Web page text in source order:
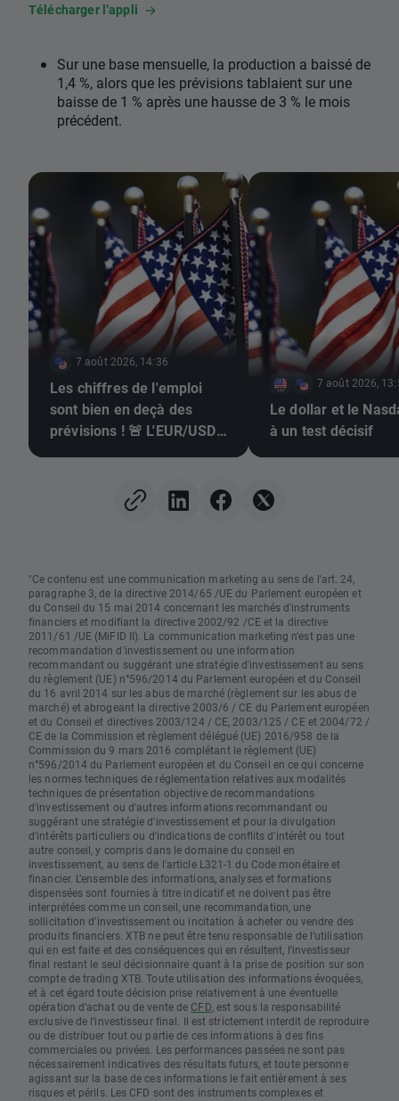
Télécharger l’appli
Sur une base mensuelle, la production a baissé de
1,4 %, alors que les prévisions tablaient sur une
baisse de 1 % après une hausse de 3 % le mois
précédent.
7 août 2026, 14:36
Les chiffres de l'emploi
sont bien en deçà des
prévisions ! 🚨 L'EUR/USD
7 août 2026,
Le dollar et le
à un test décisif
"Ce contenu est une communication marketing au sens de l'art. 24,
paragraphe 3, de la directive 2014/65 /UE du Parlement européen et
du Conseil du 15 mai 2014 concernant les marchés d'instruments
financiers et modifiant la directive 2002/92 /CE et la directive
2011/61 /UE (MiFID II). La communication marketing n'est pas une
recommandation d'investissement ou une information
recommandant ou suggérant une stratégie d'investissement au sens
du règlement (UE) n°596/2014 du Parlement européen et du Conseil
du 16 avril 2014 sur les abus de marché (règlement sur les abus de
marché) et abrogeant la directive 2003/6 / CE du Parlement européen
et du Conseil et directives 2003/124 / CE, 2003/125 / CE et 2004/72 /
CE de la Commission et règlement délégué (UE) 2016/958 de la
Commission du 9 mars 2016 complétant le règlement (UE)
n°596/2014 du Parlement européen et du Conseil en ce qui concerne
les normes techniques de réglementation relatives aux modalités
techniques de présentation objective de recommandations
d'investissement ou d'autres informations recommandant ou
suggérant une stratégie d'investissement et pour la divulgation
d'intérêts particuliers ou d'indications de conflits d'intérêt ou tout
autre conseil, y compris dans le domaine du conseil en
investissement, au sens de l'article L321-1 du Code monétaire et
financier. L’ensemble des informations, analyses et formations
dispensées sont fournies à titre indicatif et ne doivent pas être
interprétées comme un conseil, une recommandation, une
sollicitation d’investissement ou incitation à acheter ou vendre des
produits financiers. XTB ne peut être tenu responsable de l’utilisation
qui en est faite et des conséquences qui en résultent, l’investisseur
final restant le seul décisionnaire quant à la prise de position sur son
compte de trading XTB. Toute utilisation des informations évoquées,
et à cet égard toute décision prise relativement à une éventuelle
opération d’achat ou de vente de CFD, est sous la responsabilité
exclusive de l’investisseur final. Il est strictement interdit de reproduire
ou de distribuer tout ou partie de ces informations à des fins
commerciales ou privées. Les performances passées ne sont pas
nécessairement indicatives des résultats futurs, et toute personne
agissant sur la base de ces informations le fait entièrement à ses
risques et périls. Les CFD sont des instruments complexes et